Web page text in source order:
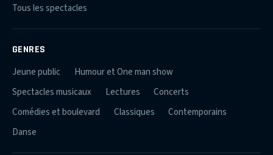
Tous les spectacles
GENRES
Jeune public
Humour et One man show
Spectacles musicaux
Lectures
Concerts
Comédies et boulevard
Classiques
Contemporains
Danse